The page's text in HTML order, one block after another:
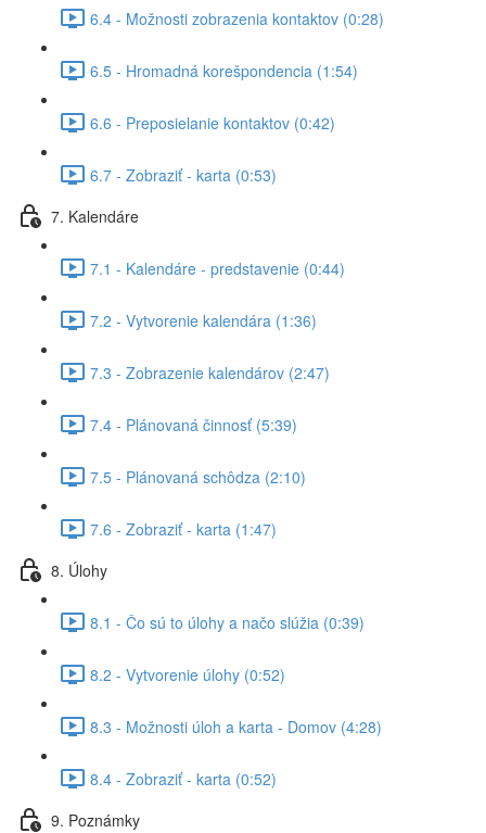
6.4 - Možnosti zobrazenia kontaktov (0:28)
6.5 - Hromadná korešpondencia (1:54)
6.6 - Preposielanie kontaktov (0:42)
6.7 - Zobraziť - karta (0:53)
7. Kalendáre
7.1 - Kalendáre - predstavenie (0:44)
7.2 - Vytvorenie kalendára (1:36)
7.3 - Zobrazenie kalendárov (2:47)
7.4 - Plánovaná činnosť (5:39)
7.5 - Plánovaná schôdza (2:10)
7.6 - Zobraziť - karta (1:47)
8. Úlohy
8.1 - Čo sú to úlohy a načo slúžia (0:39)
8.2 - Vytvorenie úlohy (0:52)
8.3 - Možnosti úloh a karta - Domov (4:28)
8.4 - Zobraziť - karta (0:52)
9. Poznámky